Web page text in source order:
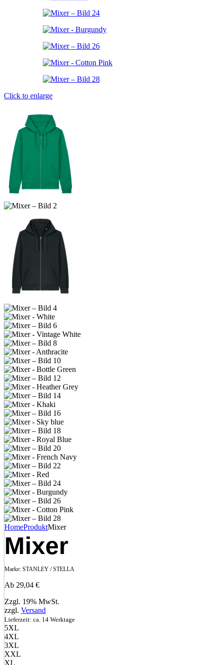
Click to enlarge
HomeProduktMixer
Mixer
Marke: STANLEY / STELLA
Ab 29,04 €
Zzgl. 19% MwSt.
zzgl. Versand
Lieferzeit: ca. 14 Werktage
5XL
4XL
3XL
XXL
XL